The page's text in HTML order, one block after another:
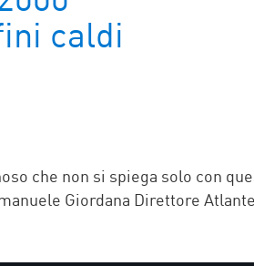
caldi
che non si spiega solo con
Giordana Direttore